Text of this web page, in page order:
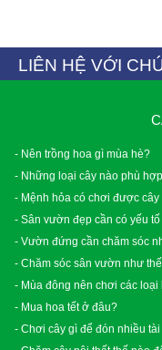
LIÊN HỆ VỚI
- Nên trồng hoa gì mùa hè?
- Những loại cây nào phù
- Mệnh hỏa có chơi được cây
- Sân vườn đẹp cần có yếu
- Vườn đứng cần chăm sóc
- Chăm sóc sân vườn như
- Mùa đông nên chơi các loại
- Mua hoa tết ở đâu?
- Chơi cây gì để đón nhiều